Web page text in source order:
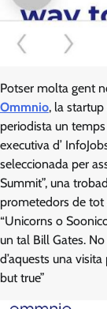
Potser molta gent
Ommnio, la startup
periodista un
executiva d’
seleccionada per
Summit”, una
prometedors de tot
“Unicorns o
un tal Bill Gates.
d’aquests una
but true”